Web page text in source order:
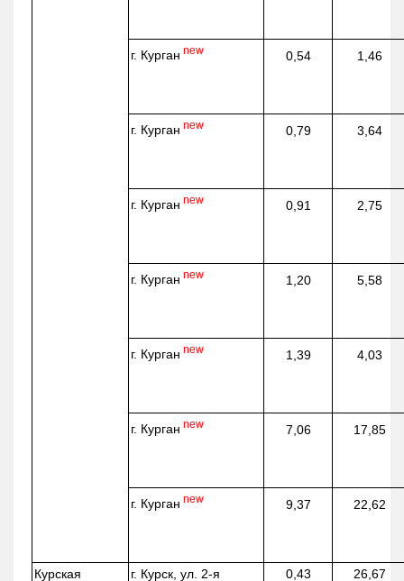
г. Курган new 0,54 1,46
г. Курган new 0,79 3,64
г. Курган new 0,91 2,75
г. Курган new 1,20 5,58
г. Курган new 1,39 4,03
г. Курган new 7,06 17,85
г. Курган new 9,37 22,62
Курская г. Курск, ул. 2-я 0,43 26,67